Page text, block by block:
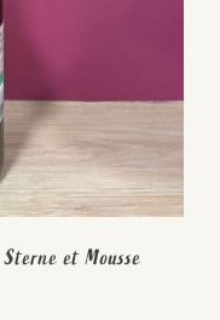
et Mousse